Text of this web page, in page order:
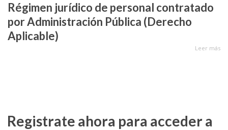
Régimen jurídico de personal contratado
por Administración Pública (Derecho
Aplicable)
Leer más
Registrate ahora para acceder a